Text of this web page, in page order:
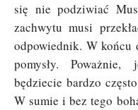
się nie podziwiać
zachwytu musi
odpowiednik. W końcu
pomysły.
będziecie bardzo
W sumie i bez tego